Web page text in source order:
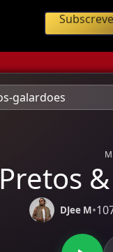
galardoes
Pretos
DJee M•